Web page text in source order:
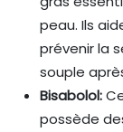
peau. Ils
prévenir la
souple
Bisabolol:
possède